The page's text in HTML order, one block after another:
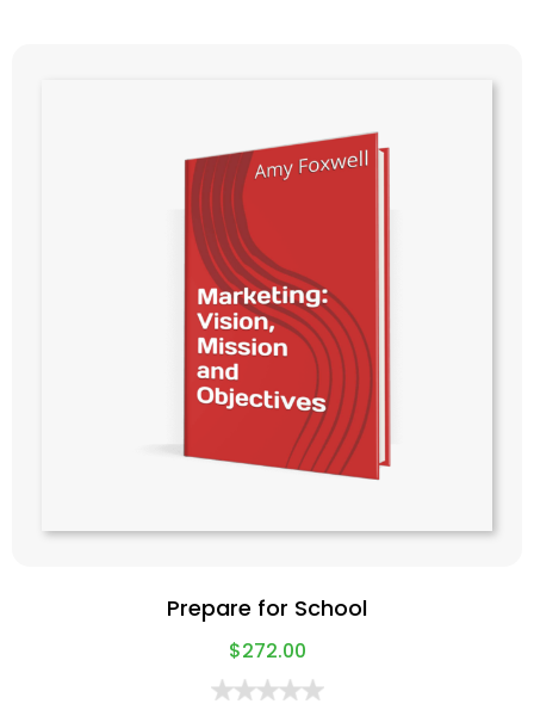
Prepare for School
$272.00